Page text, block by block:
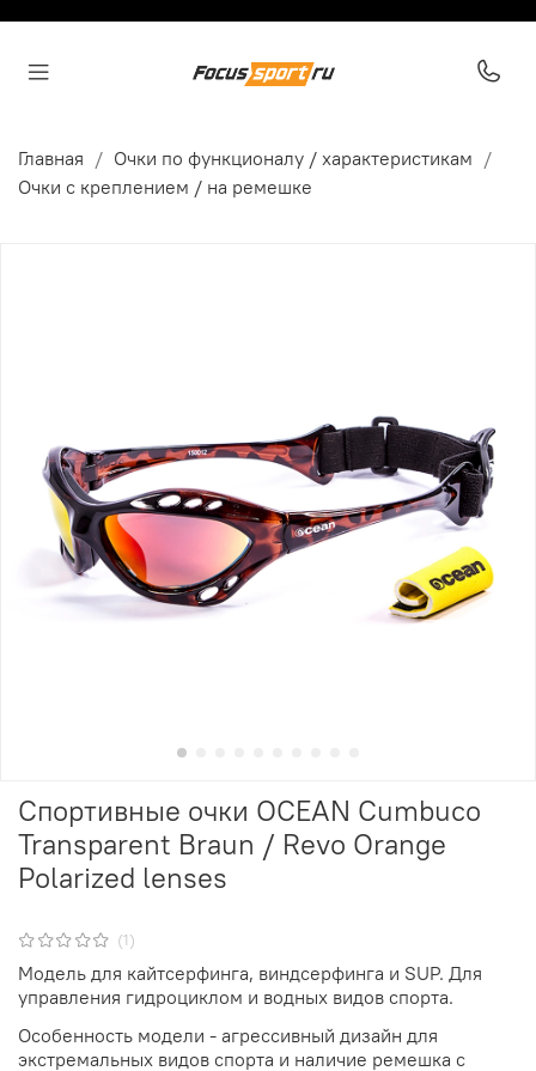
Главная
Очки по функционалу / характеристикам
Очки с креплением / на ремешке
(1)
Спортивные очки OCEAN Cumbuco
Transparent Braun / Revo Orange
Polarized lenses
Модель для кайтсерфинга, виндсерфинга и SUP. Для
управления гидроциклом и водных видов спорта.
Особенность модели - агрессивный дизайн для
экстремальных видов спорта и наличие ремешка с